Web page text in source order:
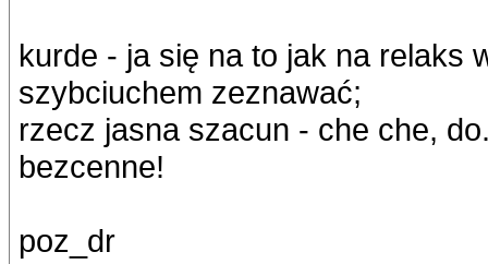
kurde - ja się na to jak na relaks
szybciuchem zeznawać;
rzecz jasna szacun - che che,
bezcenne!
poz_dr